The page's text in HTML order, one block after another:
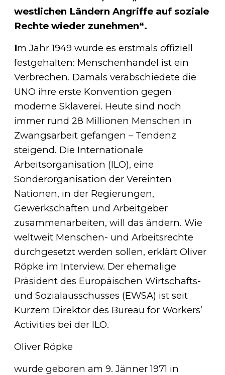
westlichen Ländern Angriffe auf soziale
Rechte wieder zunehmen“.
Im Jahr 1949 wurde es erstmals offiziell
festgehalten: Menschenhandel ist ein
Verbrechen. Damals verabschiedete die
UNO ihre erste Konvention gegen
moderne Sklaverei. Heute sind noch
immer rund 28 Millionen Menschen in
Zwangsarbeit gefangen – Tendenz
steigend. Die Internationale
Arbeitsorganisation (ILO), eine
Sonderorganisation der Vereinten
Nationen, in der Regierungen,
Gewerkschaften und Arbeitgeber
zusammenarbeiten, will das ändern. Wie
weltweit Menschen- und Arbeitsrechte
durchgesetzt werden sollen, erklärt Oliver
Röpke im Interview. Der ehemalige
Präsident des Europäischen Wirtschafts-
und Sozialausschusses (EWSA) ist seit
Kurzem Direktor des Bureau for Workers’
Activities bei der ILO.
Oliver Röpke
wurde geboren am 9. Jänner 1971 in